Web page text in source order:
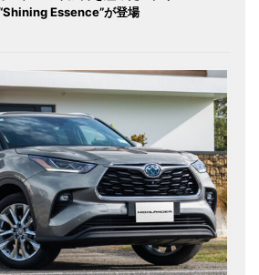
Essence”が登場